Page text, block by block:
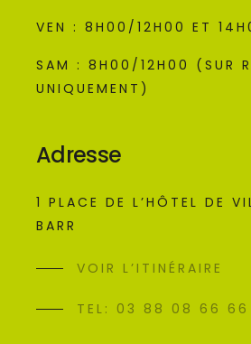
VEN : 8H00/12H00 ET
SAM : 8H00/12H00 (SUR
UNIQUEMENT)
Adresse
1 PLACE DE L’HÔTEL DE
BARR
VOIR L’ITINÉRAIRE
TEL: 03 88 08 66 66